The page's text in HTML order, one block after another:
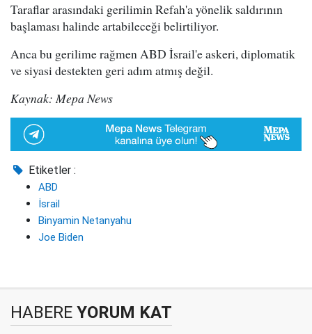
Taraflar arasındaki gerilimin Refah'a yönelik saldırının
başlaması halinde artabileceği belirtiliyor.
Anca bu gerilime rağmen ABD İsrail'e askeri, diplomatik
ve siyasi destekten geri adım atmış değil.
Kaynak: Mepa News
Etiketler :
ABD
İsrail
Binyamin Netanyahu
Joe Biden
HABERE YORUM KAT